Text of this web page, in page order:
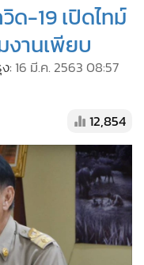
ด-19 เปิดไทม์
งานเพียบ
: 16 มี.ค. 2563 08:57
12,854